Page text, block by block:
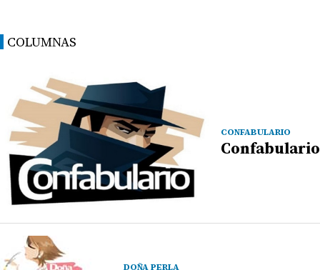
COLUMNAS
CONFABULARIO
Confabulario
DOÑA PERLA